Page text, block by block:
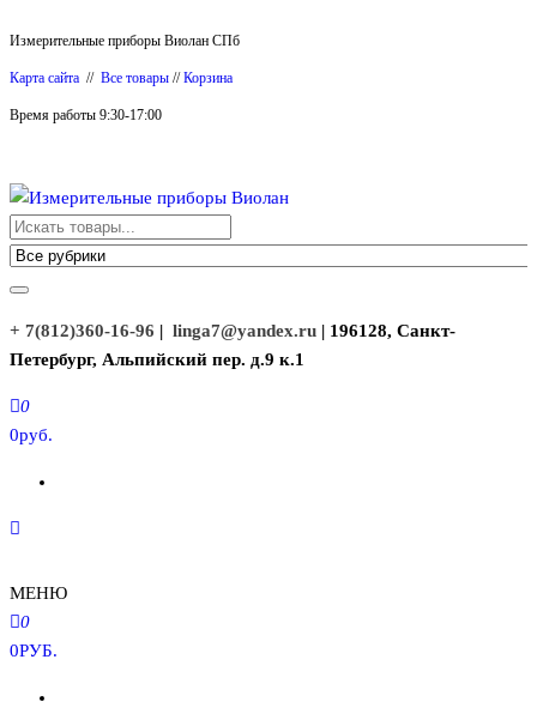
к
содержимому
Измерительные приборы Виолан СПб
Карта сайта // Все товары //Корзина
Время работы 9:30-17:00
Измерительные приборы Виолан
+ 7(812)360-16-96 | linga7@yandex.ru | 196128, Санкт-
Петербург, Альпийский пер. д.9 к.1
0
0руб.
МЕНЮ
0
0РУБ.